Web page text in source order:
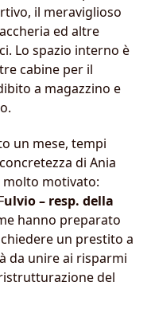
il meraviglioso
ed altre
Lo spazio interno è
cabine per il
a magazzino e
un mese, tempi
di Ania
motivato:
ulvio – resp. della
hanno preparato
un prestito a
da unire ai risparmi
del